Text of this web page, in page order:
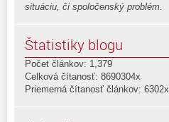
situáciu, či spoločenský problém.
Štatistiky blogu
Počet článkov: 1,379
Celková čítanosť: 8690304x
Priemerná čítanosť článkov: 6302x